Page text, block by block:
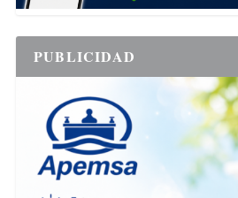
PUBLICIDAD